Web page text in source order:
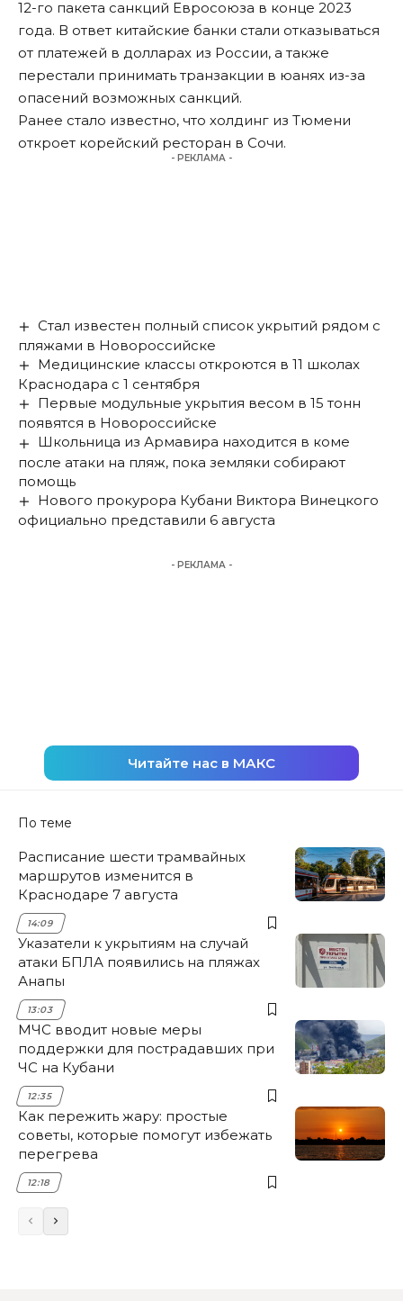
12-го пакета санкций Евросоюза в конце 2023
года. В ответ китайские банки стали отказываться
от платежей в долларах из России, а также
перестали принимать транзакции в юанях из-за
опасений возможных санкций.
Ранее стало известно, что холдинг из Тюмени
откроет корейский ресторан в Сочи.
- РЕКЛАМА -
Стал известен полный список укрытий рядом с
пляжами в Новороссийске
Медицинские классы откроются в 11 школах
Краснодара с 1 сентября
Первые модульные укрытия весом в 15 тонн
появятся в Новороссийске
Школьница из Армавира находится в коме
после атаки на пляж, пока земляки собирают
помощь
Нового прокурора Кубани Виктора Винецкого
официально представили 6 августа
- РЕКЛАМА -
Читайте нас в МАКС
По теме
Расписание шести трамвайных
маршрутов изменится в
Краснодаре 7 августа
14:09
Указатели к укрытиям на случай
атаки БПЛА появились на пляжах
Анапы
13:03
МЧС вводит новые меры
поддержки для пострадавших при
ЧС на Кубани
12:35
Как пережить жару: простые
советы, которые помогут избежать
перегрева
12:18